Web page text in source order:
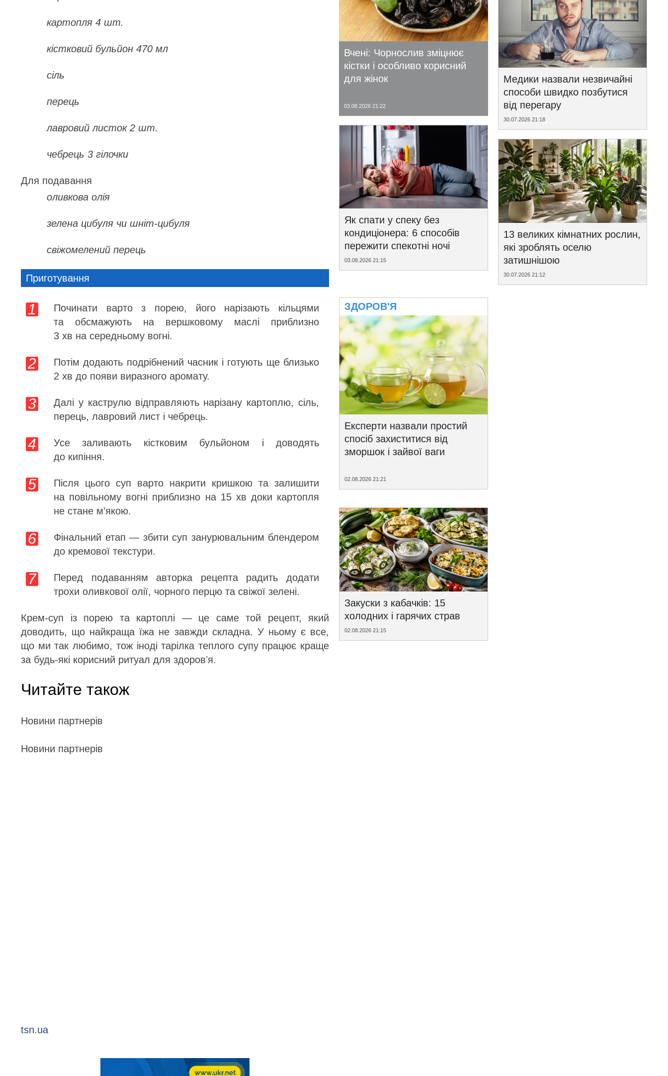
картопля 4 шт.
кістковий бульйон 470 мл
сіль
перець
лавровий листок 2 шт.
чебрець 3 гілочки
Для подавання
оливкова олія
зелена цибуля чи шніт-цибуля
свіжомелений перець
Приготування
Починати варто з порею, його нарізають кільцями
та обсмажують на вершковому маслі приблизно
3 хв на середньому вогні.
Потім додають подрібнений часник і готують ще близько
2 хв до появи виразного аромату.
Далі у каструлю відправляють нарізану картоплю, сіль,
перець, лавровий лист і чебрець.
Усе заливають кістковим бульйоном і доводять
до кипіння.
Після цього суп варто накрити кришкою та залишити
на повільному вогні приблизно на 15 хв доки картопля
не стане м’якою.
Фінальний етап — збити суп занурювальним блендером
до кремової текстури.
Перед подаванням авторка рецепта радить додати
трохи оливкової олії, чорного перцю та свіжої зелені.
Крем-суп із порею та картоплі — це саме той рецепт, який
доводить, що найкраща їжа не завжди складна. У ньому є все,
що ми так любимо, тож іноді тарілка теплого супу працює краще
за будь-які корисний ритуал для здоровʼя.
Читайте також
Новини партнерів
Новини партнерів
tsn.ua
Вчені: Чорнослив зміцнює
кістки і особливо корисний
для жінок
03.08.2026 21:22
Як спати у спеку без
кондиціонера: 6 способів
пережити спекотні ночі
03.08.2026 21:15
ЗДОРОВ'Я
Експерти назвали простий
спосіб захиститися від
зморшок і зайвої ваги
02.08.2026 21:21
Закуски з кабачків: 15
холодних і гарячих страв
02.08.2026 21:15
Медики назвали незвичайні
способи швидко позбутися
від перегару
30.07.2026 21:18
13 великих кімнатних рослин,
які зроблять оселю
затишнішою
30.07.2026 21:12